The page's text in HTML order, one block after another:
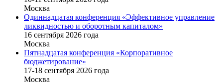
Москва
Одиннадцатая конференция «Эффективное управление
ликвидностью и оборотным капиталом»
16 cентября 2026 года
Москва
Пятнадцатая конференция «Корпоративное
бюджетирование»
17-18 сентября 2026 года
Москва